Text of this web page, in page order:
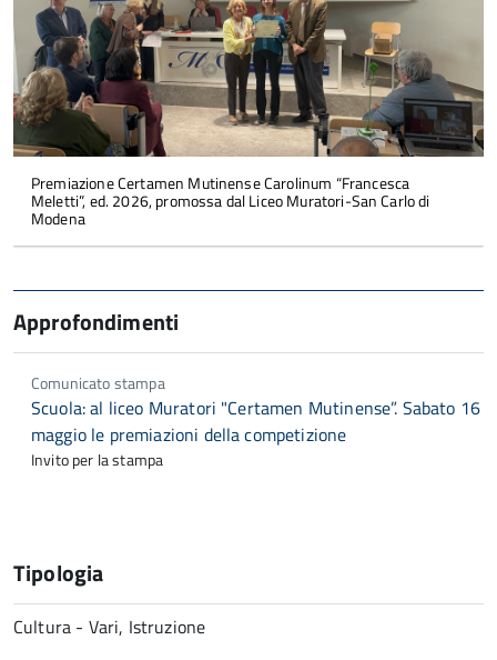
Premiazione Certamen Mutinense Carolinum “Francesca
Meletti”, ed. 2026, promossa dal Liceo Muratori-San Carlo di
Modena
Approfondimenti
Comunicato stampa
Scuola: al liceo Muratori "Certamen Mutinense”. Sabato 16
maggio le premiazioni della competizione
Invito per la stampa
Tipologia
Cultura - Vari, Istruzione